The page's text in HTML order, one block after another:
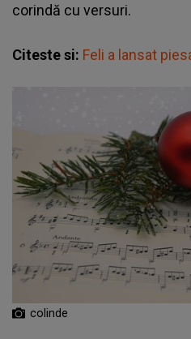
corindă cu versuri.
Citeste si: Feli a lansat
colinde